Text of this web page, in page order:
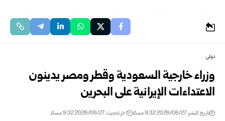
دولي
وزراء خارجية السعودية وقطر ومصر يدينون
الاعتداءات الإيرانية على البحرين
تاريخ النشر: 2026/06/27 9:32 مساءً اخر تحديث: 2026/06/27 9:32 مساءً